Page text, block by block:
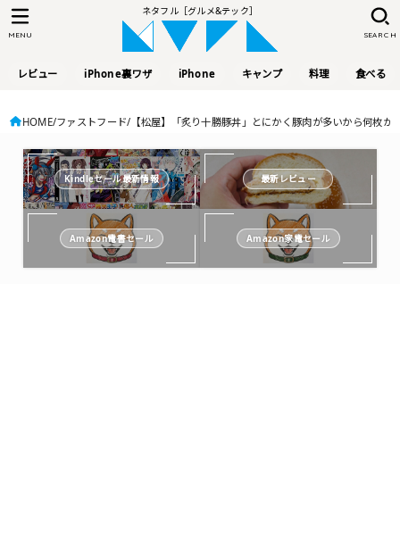
ネタフル［グルメ&テック］
レビュー iPhone裏ワザ iPhone キャンプ 料理 食べる
SEARCH
MENU
HOME ファストフード 【松屋】「炙り十勝豚丼」とにかく豚肉が多いから何枚か
Kindleセール最新情報 最新レビュー
Amazon電書セール Amazon家電セール